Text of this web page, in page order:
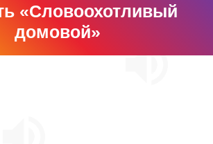
«Словоохотливый
домовой»